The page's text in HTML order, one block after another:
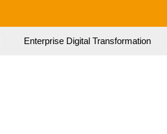
Enterprise Digital Transformation